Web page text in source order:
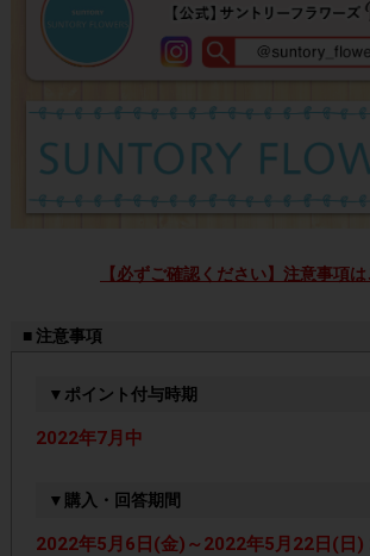
【必ずご確認ください】注意事項は
■ 注意事項
▼ポイント付与時期
2022年7月中
▼購入・回答期間
2022年5月6日(金)～2022年5月22日(日)